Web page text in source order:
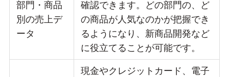
部門・商品
別の売上デ
ータ
確認できます。どの部門の、ど
の商品が人気なのかが把握でき
るようになり、新商品開発など
に役立てることが可能です。
現金やクレジットカード、電子